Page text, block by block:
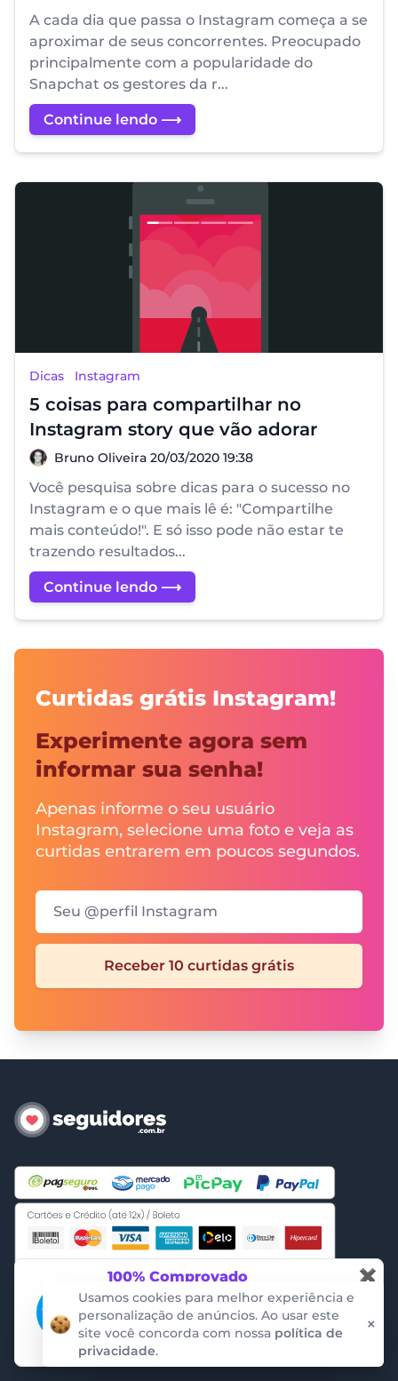
A cada dia que passa o Instagram começa a se
aproximar de seus concorrentes. Preocupado
principalmente com a popularidade do
Snapchat os gestores da r...
Continue lendo ⟶
Dicas Instagram
5 coisas para compartilhar no
Instagram story que vão adorar
Bruno Oliveira
Bruno Oliveira 20/03/2020 19:38
Você pesquisa sobre dicas para o sucesso no
Instagram e o que mais lê é: "Compartilhe
mais conteúdo!". E só isso pode não estar te
trazendo resultados...
Continue lendo ⟶
Curtidas grátis Instagram!
Experimente agora sem
informar sua senha!
Apenas informe o seu usuário
Instagram, selecione uma foto e veja as
curtidas entrarem em poucos segundos.
Seu @perfil Instagram
Receber 10 curtidas grátis
100% Comprovado
Essas notificações são garantidas pela
auditoria da empresa ProveSource. Não
conseguimos criar ou alterar os dados.
ProveSource
✖
Usamos cookies para melhor experiência e
personalização de anúncios. Ao usar este
site você concorda com nossa política de
privacidade.
×